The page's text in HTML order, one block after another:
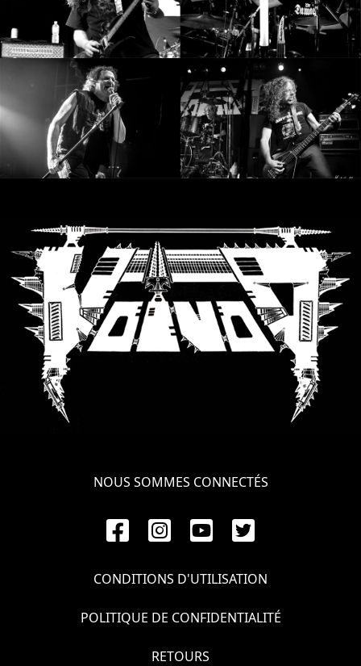
NOUS SOMMES CONNECTÉS
CONDITIONS D'UTILISATION
POLITIQUE DE CONFIDENTIALITÉ
RETOURS